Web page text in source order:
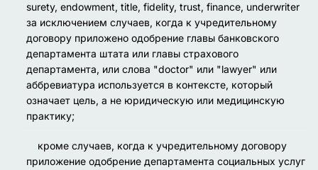
surety, endowment, title, fidelity, trust, finance, underwriter
за исключением случаев, когда к учредительному
договору приложено одобрение главы банковского
департамента штата или главы страхового
департамента, или слова "doctor" или "lawyer" или
аббревиатура используется в контексте, который
означает цель, а не юридическую или медицинскую
практику;
кроме случаев, когда к учредительному договору
приложение одобрение департамента социальных услуг